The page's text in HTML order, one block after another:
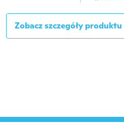
Zobacz szczegóły produktu